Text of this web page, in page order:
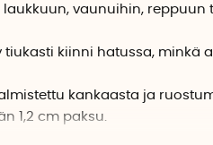
laukkuun, vaunuihin, reppuun
tiukasti kiinni hatussa, minkä
kankaasta ja
1,2 cm paksu.